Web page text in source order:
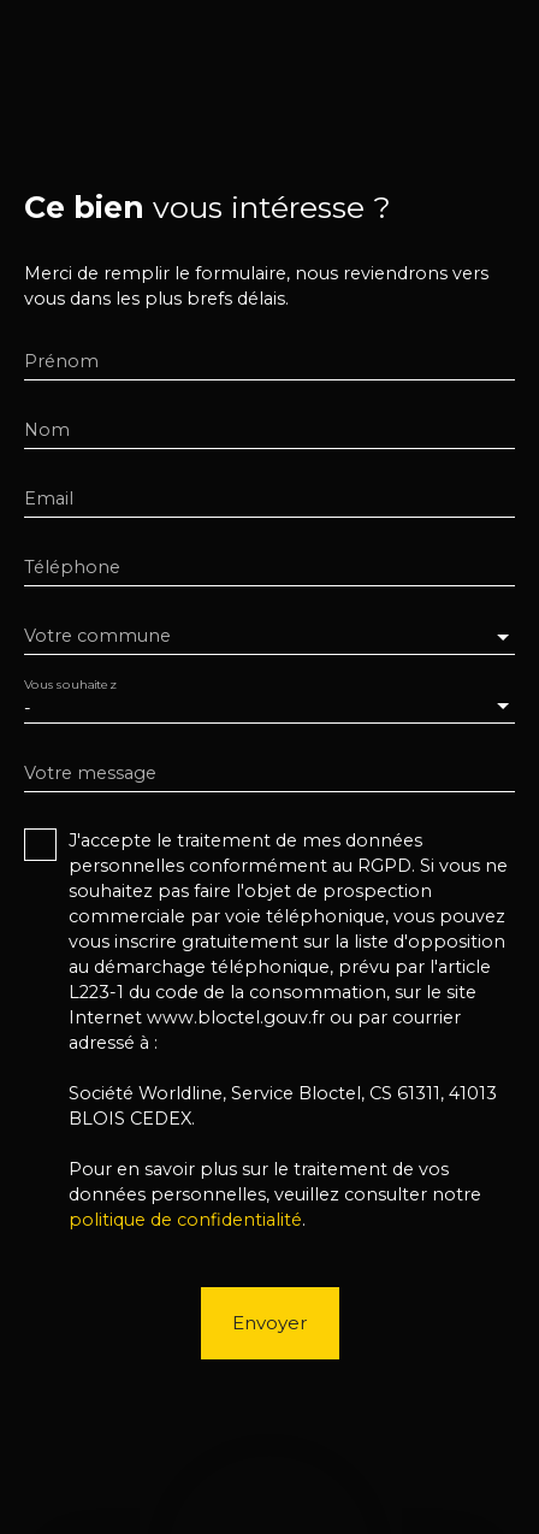
Ce bien vous intéresse ?
Merci de remplir le formulaire, nous reviendrons vers
vous dans les plus brefs délais.
Prénom
Nom
Email
Téléphone
Votre commune
-
Vous souhaitez
Votre message
J'accepte le traitement de mes données
personnelles conformément au RGPD. Si vous ne
souhaitez pas faire l'objet de prospection
commerciale par voie téléphonique, vous pouvez
vous inscrire gratuitement sur la liste d'opposition
au démarchage téléphonique, prévu par l'article
L223-1 du code de la consommation, sur le site
Internet www.bloctel.gouv.fr ou par courrier
adressé à :
Société Worldline, Service Bloctel, CS 61311, 41013
BLOIS CEDEX.
Pour en savoir plus sur le traitement de vos
données personnelles, veuillez consulter notre
politique de confidentialité.
Envoyer